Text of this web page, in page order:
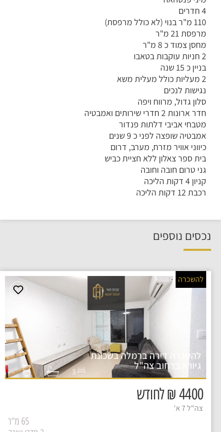
110 מ"ר בנוי (לא כולל מרפסת)
מרפסת 21 מ"ר
מחסן צמוד כ 8 מ"ר
בניין כ 15 שנה
נגישות לנכים
סלון גדול, מרווח ויפה
חדר ארונות 2 חדרי שירותים ואמבטיה
מטבחי אביבי דלתות פנדור
אמבטיה שופצה לפני כ 9 שנים
כיווני אוויר מזרח, מערב, דרום
בית ספר צאלון ללא חציית כביש
גני טרום חובה וחובה
קניון 4 דקות הליכה
רכבת 12 דקות הליכה
נכסים נוספים
להשכרה דירה ברמלה בשכונת
גיורא ברחוב צה"ל 3
4400 ₪ לחודש
צה"ל 7 א'
להשכרה
65 מ"ר